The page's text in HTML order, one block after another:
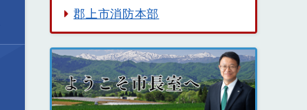
郡上市消防本部